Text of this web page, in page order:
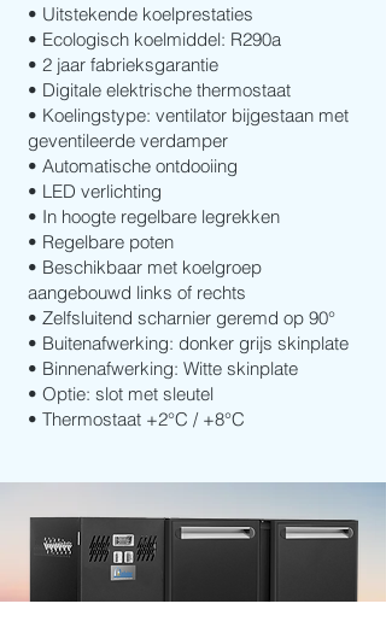
• Uitstekende koelprestaties
• Ecologisch koelmiddel: R290a
• 2 jaar fabrieksgarantie
• Digitale elektrische thermostaat
• Koelingstype: ventilator bijgestaan met
geventileerde verdamper
• Automatische ontdooiing
• LED verlichting
• In hoogte regelbare legrekken
• Regelbare poten
• Beschikbaar met koelgroep
aangebouwd links of rechts
• Zelfsluitend scharnier geremd op 90°
• Buitenafwerking: donker grijs skinplate
• Binnenafwerking: Witte skinplate
• Optie: slot met sleutel
• Thermostaat +2°C / +8°C